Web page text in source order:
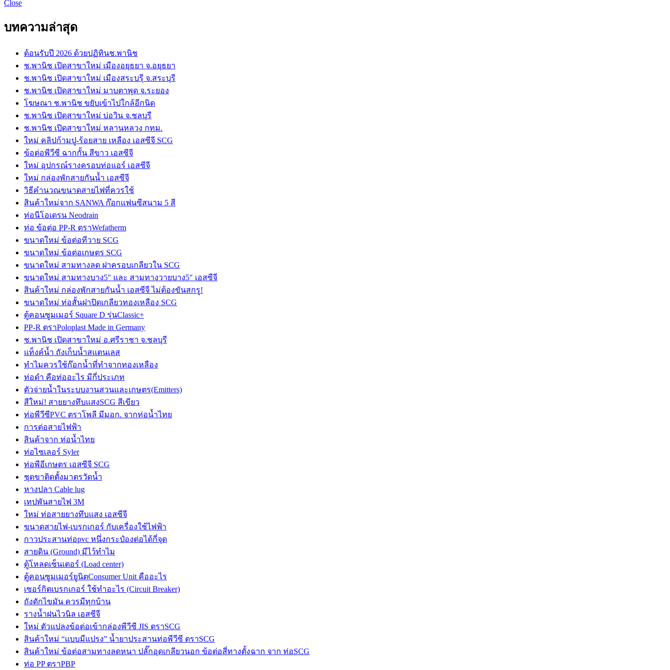
Close
บทความล่าสุด
ต้อนรับปี 2026 ด้วยปฏิทินช.พานิช
ช.พานิช เปิดสาขาใหม่ เมืองอยุธยา จ.อยุธยา
ช.พานิช เปิดสาขาใหม่ เมืองสระบรุี จ.สระบุรี
ช.พานิช เปิดสาขาใหม่ มาบตาพุด จ.ระยอง
โฆษณา ช.พานิช ขยับเข้าไปใกล้อีกนิด
ช.พานิช เปิดสาขาใหม่ บ่อวิน จ.ชลบุรี
ช.พานิช เปิดสาขาใหม่ หลานหลวง กทม.
ใหม่ คลิปก้ามปู-ร้อยสาย เหลือง เอสซีจี SCG
ข้อต่อพีวีซี ฉากกั้น สีขาว เอสซีจี
ใหม่ อุปกรณ์รางครอบท่อแอร์ เอสซีจี
ใหม่ กล่องพักสายกันน้ำ เอสซีจี
วิธีคำนวณขนาดสายไฟที่ควรใช้
สินค้าใหม่จาก SANWA ก๊อกแฟนซีสนาม 5 สี
ท่อนีโอเดรน Neodrain
ท่อ ข้อต่อ PP-R ตราWefatherm
ขนาดใหม่ ข้อต่อทีวาย SCG
ขนาดใหม่ ข้อต่อเกษตร SCG
ขนาดใหม่ สามทางลด ฝาครอบเกลียวใน SCG
ขนาดใหม่ สามทางบาง5″ และ สามทางวายบาง5″ เอสซีจี
สินค้าใหม่ กล่องพักสายกันน้ำ เอสซีจี ไม่ต้องขันสกรู!
ขนาดใหม่ ท่อสั้นฝาปิดเกลียวทองเหลือง SCG
ตู้คอนซูมเมอร์ Square D รุ่นClassic+
PP-R ตราPoloplast Made in Germany
ช.พานิช เปิดสาขาใหม่ อ.ศรีราชา จ.ชลบุรี
แท็งค์น้ำ ถังเก็บน้ำสแตนเลส
ทำไมควรใช้ก๊อกน้ำที่ทำจากทองเหลือง
ท่อดำ คือท่ออะไร มีกี่ประเภท
ตัวจ่ายน้ำในระบบงานสวนและเกษตร(Emitters)
สีใหม่! สายยางทึบแสงSCG สีเขียว
ท่อพีวีซีPVC ตราโพลี มีมอก. จากท่อน้ำไทย
การต่อสายไฟฟ้า
สินค้าจาก ท่อน้ำไทย
ท่อไซเลอร์ Syler
ท่อพีอีเกษตร เอสซีจี SCG
ชุดขาติดตั้งมาตรวัดน้ำ
หางปลา Cable lug
เทปพันสายไฟ 3M
ใหม่ ท่อสายยางทึบแสง เอสซีจี
ขนาดสายไฟ-เบรกเกอร์ กับเครื่องใช้ไฟฟ้า
กาวประสานท่อpvc หนึ่งกระป๋องต่อได้กี่จุด
สายดิน (Ground) มีไว้ทำไม
ตู้โหลดเซ็นเตอร์ (Load center)
ตู้คอนซูมเมอร์ยูนิตConsumer Unit คืออะไร
เซอร์กิตเบรกเกอร์ ใช้ทำอะไร (Circuit Breaker)
ถังดักไขมัน ควรมีทุกบ้าน
รางน้ำฝนไวนิล เอสซีจี
ใหม่ ตัวแปลงข้อต่อเข้ากล่องพีวีซี JIS ตราSCG
สินค้าใหม่ “แบบมีแปรง” น้ำยาประสานท่อพีวีซี ตราSCG
สินค้าใหม่ ข้อต่อสามทางลดหนา ปลั๊กอุดเกลียวนอก ข้อต่อสี่ทางตั้งฉาก จาก ท่อSCG
ท่อ PP ตราPBP